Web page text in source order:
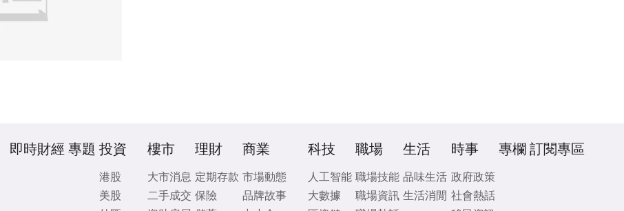
即時財經 專題 投資
港股
美股
樓市
大市消息
二手成交
理財
定期存款
保險
商業
市場動態
品牌故事
科技
人工智能
大數據
職場
職場技能
職場資訊
生活
品味生活
生活消閒
時事
政府政策
社會熱話
專欄 訂閱專區